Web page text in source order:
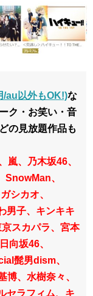
/au以外もOK!)な
ク・お笑い・音
の見放題作品も
嵐、乃木坂46、
SnowMan、
シカオ、
男子、キンキキ
スカパラ、宮本
向坂46、
髭男dism、
博、水樹奈々、
セラフィム、キ